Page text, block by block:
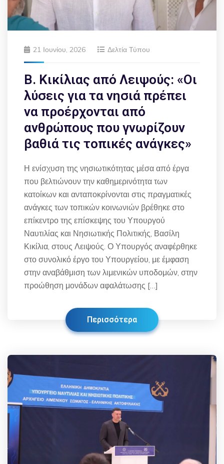
21 Ιουνίου, 2026 Δελτία Τύπου
Β. Κικίλιας από Λειψούς: «Οι
λύσεις για τα νησιά πρέπει
να προέρχονται από
ανθρώπους που γνωρίζουν
βαθιά τις τοπικές ανάγκες»
Η ενίσχυση της νησιωτικότητας μέσα από έργα
που βελτιώνουν την καθημερινότητα των
κατοίκων και ανταποκρίνονται στις πραγματικές
ανάγκες των τοπικών κοινωνιών βρέθηκε στο
επίκεντρο της επίσκεψης του Υπουργού
Ναυτιλίας και Νησιωτικής Πολιτικής, Βασίλη
Κικίλια, στους Λειψούς. Ο Υπουργός αναφέρθηκε
στο συνολικό έργο του Υπουργείου, με έμφαση
στην αναβάθμιση των λιμενικών υποδομών, στην
προώθηση μονάδων αφαλάτωσης […]
Περισσότερα